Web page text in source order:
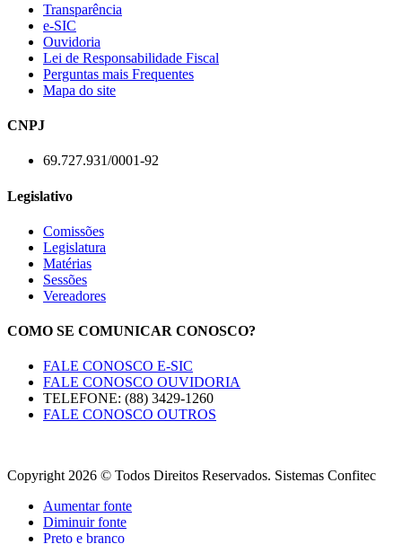
Transparência
e-SIC
Ouvidoria
Lei de Responsabilidade Fiscal
Perguntas mais Frequentes
Mapa do site
CNPJ
69.727.931/0001-92
Legislativo
Comissões
Legislatura
Matérias
Sessões
Vereadores
COMO SE COMUNICAR CONOSCO?
FALE CONOSCO E-SIC
FALE CONOSCO OUVIDORIA
TELEFONE: (88) 3429-1260
FALE CONOSCO OUTROS
Copyright 2026 © Todos Direitos Reservados. Sistemas Confitec
Aumentar fonte
Diminuir fonte
Preto e branco